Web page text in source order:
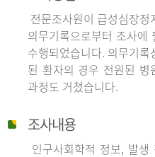
전문조사원이 급성심장
의무기록으로부터 조사에
수행되었습니다. 의무기
된 환자의 경우 전원된 병
과정도 거쳤습니다.
조사내용
인구사회학적 정보, 발